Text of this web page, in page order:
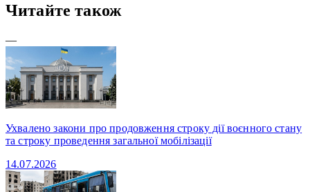
Читайте також
—
Ухвалено закони про продовження строку дії воєнного стану
та строку проведення загальної мобілізації
14.07.2026